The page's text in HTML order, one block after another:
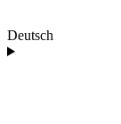
Deutsch